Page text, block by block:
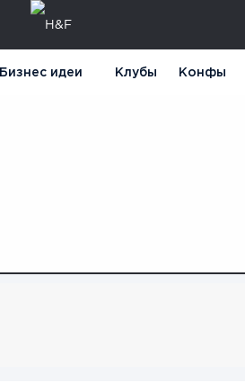
Бизнес идеи Клубы Конфы